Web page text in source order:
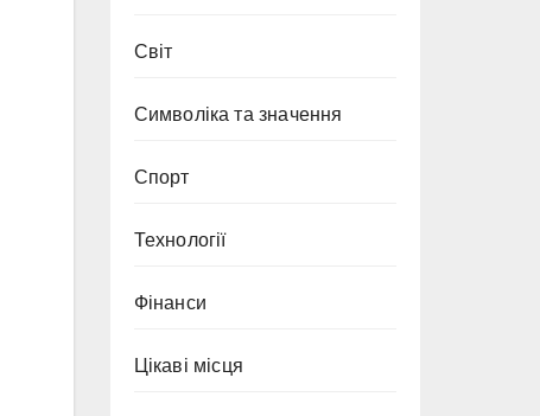
Світ
Символіка та значення
Спорт
Технології
Фінанси
Цікаві місця